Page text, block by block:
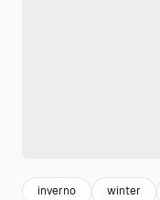
inverno winter